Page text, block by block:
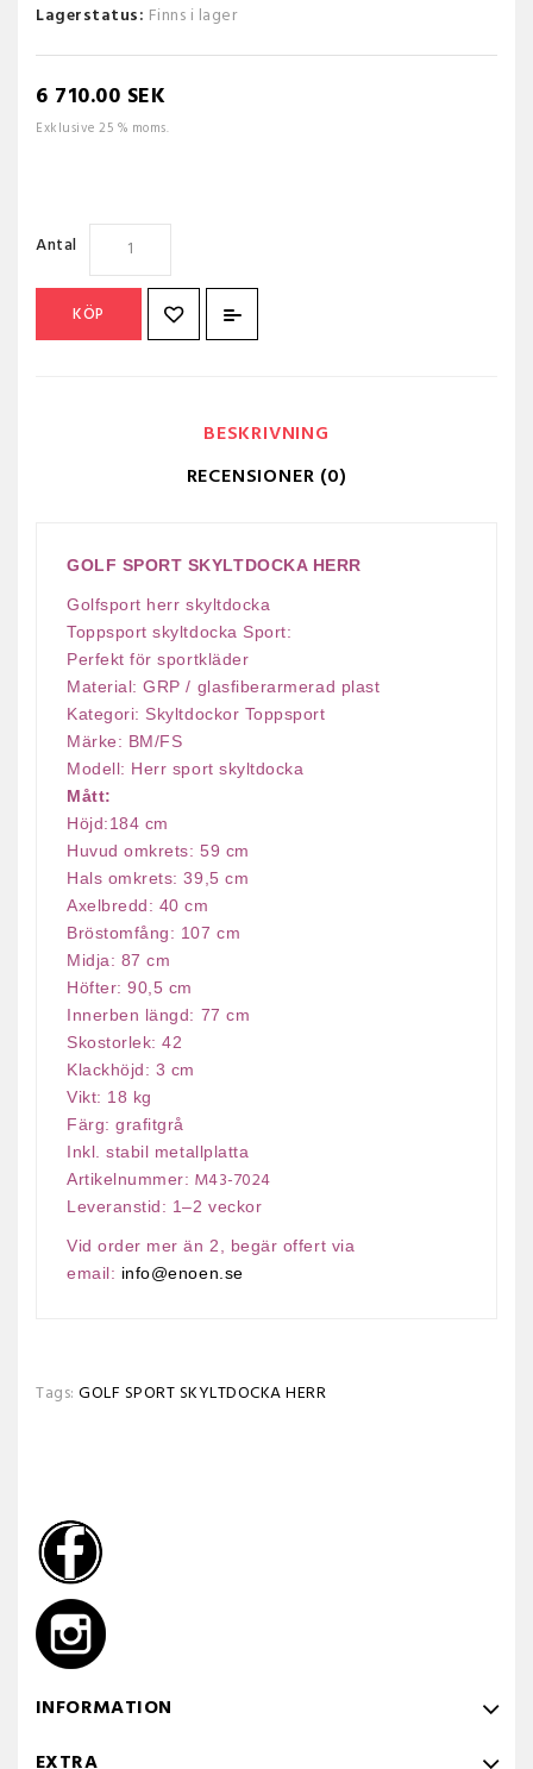
Lagerstatus: Finns i lager
6 710.00 SEK
Exklusive 25 % moms.
Antal
KÖP
BESKRIVNING
RECENSIONER (0)
GOLF SPORT SKYLTDOCKA HERR
Golfsport herr skyltdocka
Toppsport skyltdocka Sport:
Perfekt för sportkläder
Material: GRP / glasfiberarmerad plast
Kategori: Skyltdockor Toppsport
Märke: BM/FS
Modell: Herr sport skyltdocka
Mått:
Höjd:184 cm
Huvud omkrets: 59 cm
Hals omkrets: 39,5 cm
Axelbredd: 40 cm
Bröstomfång: 107 cm
Midja: 87 cm
Höfter: 90,5 cm
Innerben längd: 77 cm
Skostorlek: 42
Klackhöjd: 3 cm
Vikt: 18 kg
Färg: grafitgrå
Inkl. stabil metallplatta
Artikelnummer: M43-7024
Leveranstid: 1–2 veckor
Vid order mer än 2, begär offert via
email: info@enoen.se
Tags: GOLF SPORT SKYLTDOCKA HERR
INFORMATION